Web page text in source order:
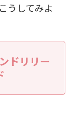
うしてみよ
ドリリー